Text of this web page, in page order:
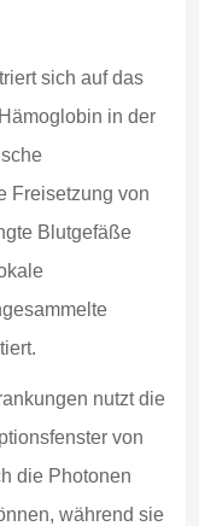
sich auf das
in der
Freisetzung von
Blutgefäße
nutzt die
von
die Photonen
während sie